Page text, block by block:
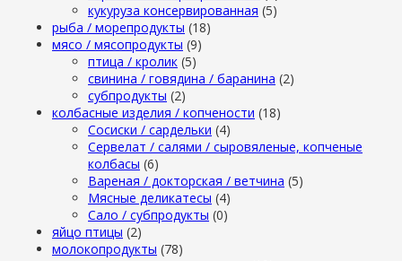
кукуруза консервированная (5)
рыба / морепродукты (18)
мясо / мясопродукты (9)
птица / кролик (5)
свинина / говядина / баранина (2)
субпродукты (2)
колбасные изделия / копчености (18)
Сосиски / сардельки (4)
Сервелат / салями / сыровяленые, копченые
колбасы (6)
Вареная / докторская / ветчина (5)
Мясные деликатесы (4)
Сало / субпродукты (0)
яйцо птицы (2)
молокопродукты (78)